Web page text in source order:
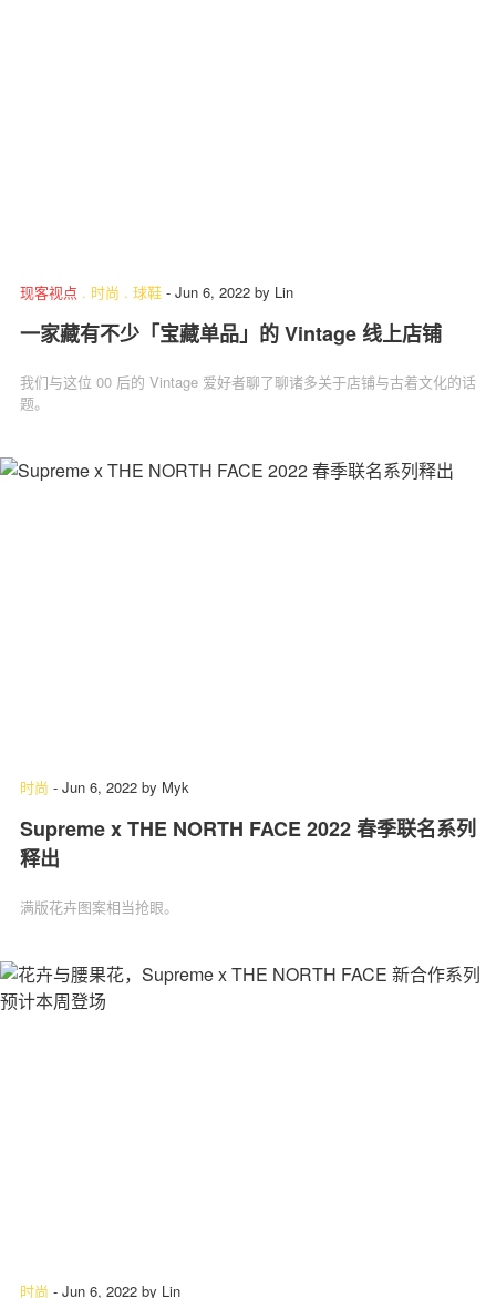
现客视点 . 时尚 . 球鞋 - Jun 6, 2022 by Lin
一家藏有不少「宝藏单品」的 Vintage 线上店铺
我们与这位 00 后的 Vintage 爱好者聊了聊诸多关于店铺与古着文化的话
题。
时尚 - Jun 6, 2022 by Myk
Supreme x THE NORTH FACE 2022 春季联名系列
释出
满版花卉图案相当抢眼。
时尚 - Jun 6, 2022 by Lin